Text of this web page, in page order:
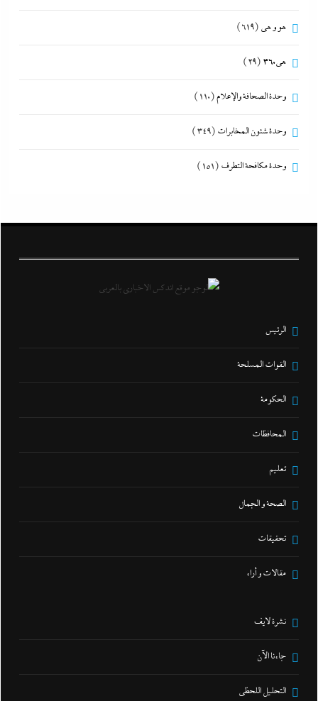
هو و هي (619)
هى360 (29)
وحدة الصحافة والإعلام(110)
وحدة شئون المخابرات (349)
وحدة مكافحة التطرف (151)
الرئيس
القوات المسلحة
الحكومة
المحافظات
تعليم
الصحة و الجمال
تحقيقات
مقالات و أراء
نشرة لايف
جاءنا الآن
التحليل اللحظي